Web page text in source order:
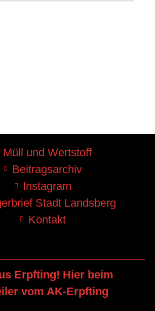
Müll und Wertstoff
Beitragsarchiv
Instagram
Stadt Landsberg
Kontakt
Erpfting! Hier beim
vom AK-Erpfting